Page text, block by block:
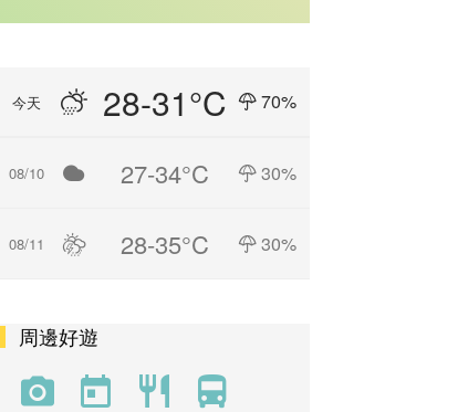
今天 28-31°C 70%
08/10 27-34°C 30%
08/11 28-35°C 30%
周邊好遊